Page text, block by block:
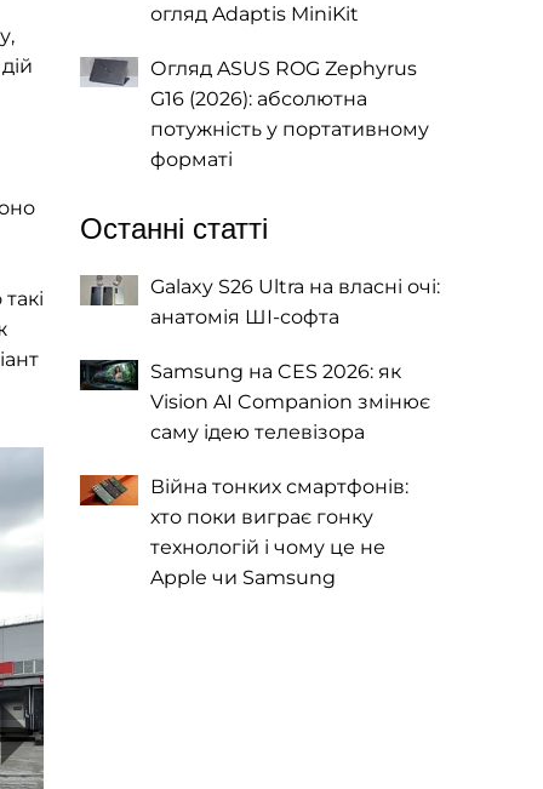
огляд Adaptis MiniKit
Огляд ASUS ROG Zephyrus
G16 (2026): абсолютна
потужність у портативному
форматі
Останні статті
Galaxy S26 Ultra на власні очі:
анатомія ШІ-софта
Samsung на CES 2026: як
Vision AI Companion змінює
саму ідею телевізора
Війна тонких смартфонів:
хто поки виграє гонку
технологій і чому це не
Apple чи Samsung